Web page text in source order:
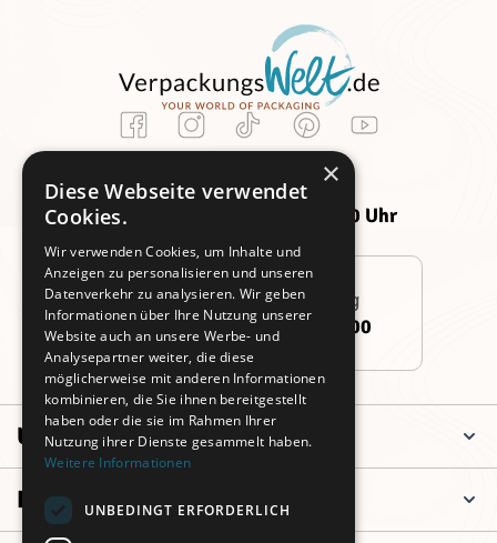
Kundenservice
Montag -
Donnerstag:
09:00 - 16:00 Uhr
Freitag:
09:00 - 14:00 Uhr
Persönliche Beratung
+49 (0)911 3260 6700
Unternehmen
Informationen
×
Diese Webseite verwendet
Cookies.
Wir verwenden Cookies, um Inhalte und
Anzeigen zu personalisieren und unseren
Datenverkehr zu analysieren. Wir geben
Informationen über Ihre Nutzung unserer
Website auch an unsere Werbe- und
Analysepartner weiter, die diese
möglicherweise mit anderen Informationen
kombinieren, die Sie ihnen bereitgestellt
haben oder die sie im Rahmen Ihrer
Nutzung ihrer Dienste gesammelt haben.
Weitere Informationen
UNBEDINGT ERFORDERLICH